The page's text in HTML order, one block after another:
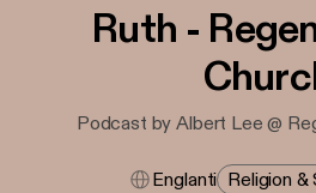
Ruth -
Podcast by Albert Lee @
Englanti Religion &